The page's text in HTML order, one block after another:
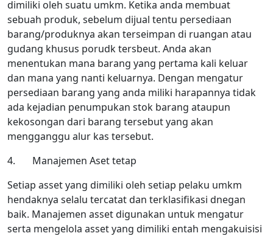
dimiliki oleh suatu umkm. Ketika anda membuat
sebuah produk, sebelum dijual tentu persediaan
barang/produknya akan terseimpan di ruangan atau
gudang khusus porudk tersbeut. Anda akan
menentukan mana barang yang pertama kali keluar
dan mana yang nanti keluarnya. Dengan mengatur
persediaan barang yang anda miliki harapannya tidak
ada kejadian penumpukan stok barang ataupun
kekosongan dari barang tersebut yang akan
mengganggu alur kas tersebut.
4. Manajemen Aset tetap
Setiap asset yang dimiliki oleh setiap pelaku umkm
hendaknya selalu tercatat dan terklasifikasi dnegan
baik. Manajemen asset digunakan untuk mengatur
serta mengelola asset yang dimiliki entah mengakuisisi